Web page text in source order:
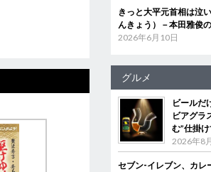
きっと大平元首相は泣
んきょう）－本田雅俊
2026年6月10日
グルメ
ビールだ
ビアグラ
む”仕掛
2026年8
セブン‐イレブン、カ